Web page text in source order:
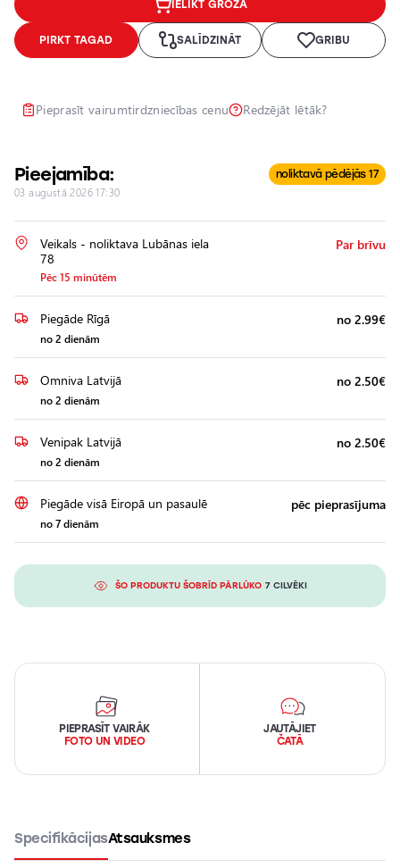
IELIKT GROZĀ
PIRKT TAGAD SALĪDZINĀT GRIBU
Pieprasīt vairumtirdzniecības cenu Redzējāt lētāk?
Pieejamība: noliktavā pēdējās 17
03 augustā 2026 17:30
Veikals - noliktava Lubānas iela
78
Pēc 15 minūtēm
Par brīvu
Piegāde Rīgā
no 2 dienām
no 2.99€
Omniva Latvijā
no 2 dienām
no 2.50€
Venipak Latvijā
no 2 dienām
no 2.50€
Piegāde visā Eiropā un pasaulē
no 7 dienām
pēc pieprasījuma
ŠO PRODUKTU ŠOBRĪD PĀRLŪKO 7 CILVĒKI
PIEPRASĪT VAIRĀK
FOTO UN VIDEO
JAUTĀJIET
ČATĀ
SpecifikācijasAtsauksmes
Lukturu
pulēšana
uzstādīšana